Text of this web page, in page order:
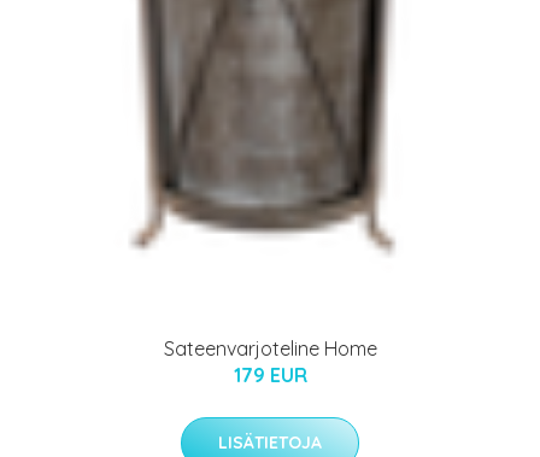
Sateenvarjoteline Home
179 EUR
LISÄTIETOJA